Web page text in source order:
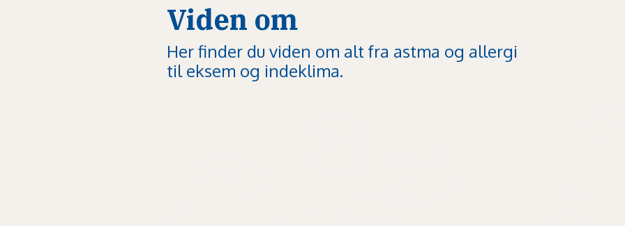
Viden om
Her finder du viden om alt fra astma og allergi
til eksem og indeklima.